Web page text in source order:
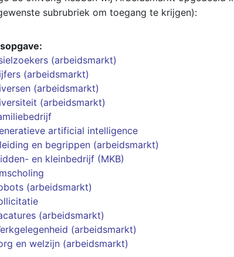
subrubriek om toegang te krijgen):
(arbeidsmarkt)
(arbeidsmarkt)
(arbeidsmarkt)
(arbeidsmarkt)
artificial intelligence
en begrippen (arbeidsmarkt)
en kleinbedrijf (MKB)
(arbeidsmarkt)
(arbeidsmarkt)
(arbeidsmarkt)
en welzijn (arbeidsmarkt)